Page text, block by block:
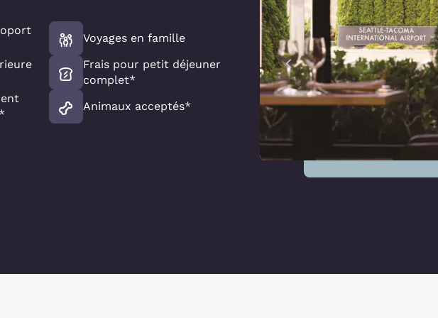
Voyages en famille
Frais pour petit déjeuner
complet*
Animaux acceptés*